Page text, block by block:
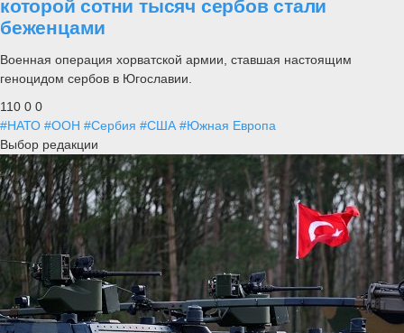
которой сотни тысяч сербов стали
беженцами
Военная операция хорватской армии, ставшая настоящим
геноцидом сербов в Югославии.
110 0 0
#НАТО #ООН #Сербия #США #Южная Европа
Выбор редакции